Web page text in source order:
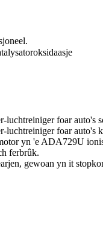
foar auto's
foar auto's
yn 'e ADA729U
ferbrûk.
gewoan yn it